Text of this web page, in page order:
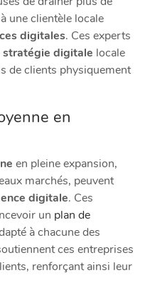
une clientèle locale
digitales. Ces experts
stratégie digitale locale
de clients physiquement
en
en pleine expansion,
marchés, peuvent
digitale. Ces
un plan de
à chacune des
ces entreprises
renforçant ainsi leur